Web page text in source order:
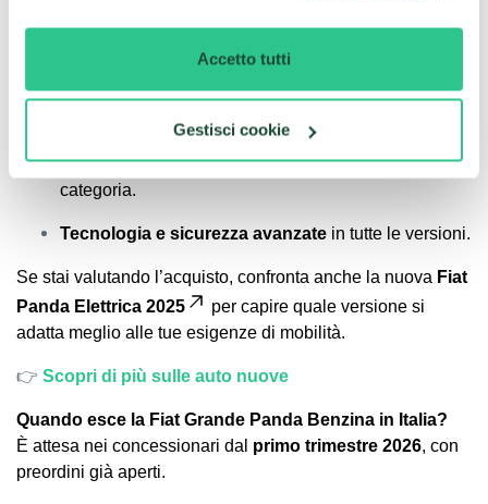
Accetto tutti
Gestisci cookie
incentivi statali.
Motore brillante e costi di gestione contenuti.
Bagagliaio capientee comfort ai vertici della
categoria.
Tecnologia e sicurezza avanzate in tutte le versioni.
Se stai valutando l’acquisto, confronta anche la nuova Fiat
Panda Elettrica 2025
per capire quale versione si
adatta meglio alle tue esigenze di mobilità.
👉 Scopri di più sulle auto nuove
Quando esce la Fiat Grande Panda Benzina in Italia?
È attesa nei concessionari dal primo trimestre 2026, con
preordini già aperti.